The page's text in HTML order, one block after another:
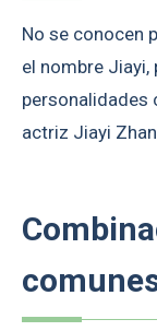
No se conocen
el nombre Jiayi,
personalidades
actriz Jiayi